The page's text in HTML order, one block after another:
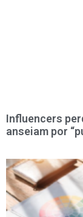
Influencers
anseiam por